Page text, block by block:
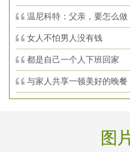
温尼科特：父亲，要怎么做
女人不怕男人没有钱
都是自己一个人下班回家
与家人共享一顿美好的晚餐
图